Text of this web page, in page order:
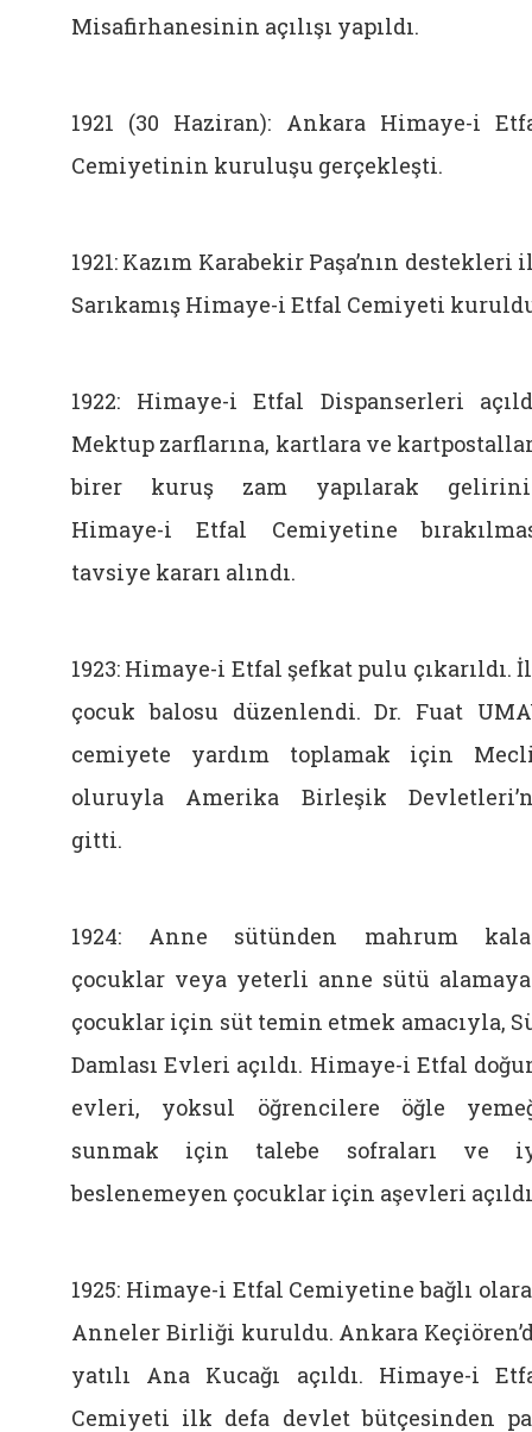
Misafirhanesinin açılışı yapıldı.
1921 (30 Haziran): Ankara Himaye-i
Cemiyetinin kuruluşu gerçekleşti.
1921: Kazım Karabekir Paşa’nın destekleri
Sarıkamış Himaye-i Etfal Cemiyeti
1922: Himaye-i Etfal Dispanserleri
Mektup zarflarına, kartlara ve
birer kuruş zam yapılarak
Himaye-i Etfal Cemiyetine
tavsiye kararı alındı.
1923: Himaye-i Etfal şefkat pulu çıkarıldı.
çocuk balosu düzenlendi. Dr. Fuat
cemiyete yardım toplamak için
oluruyla Amerika Birleşik
gitti.
1924: Anne sütünden mahrum
çocuklar veya yeterli anne sütü
çocuklar için süt temin etmek amacıyla,
Damlası Evleri açıldı. Himaye-i Etfal
evleri, yoksul öğrencilere öğle
sunmak için talebe sofraları ve
beslenemeyen çocuklar için aşevleri
1925: Himaye-i Etfal Cemiyetine bağlı
Anneler Birliği kuruldu. Ankara
yatılı Ana Kucağı açıldı. Himaye-i
Cemiyeti ilk defa devlet bütçesinden